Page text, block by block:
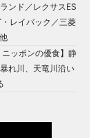
ンド／レクサスES
レイバック／三菱
ニッポンの優食】静
れ川、天竜川沿い